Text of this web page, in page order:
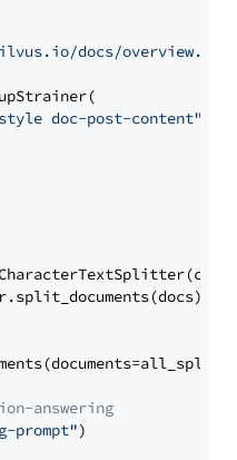
docs/overview.md"
doc-post-content"
answering
prompt")